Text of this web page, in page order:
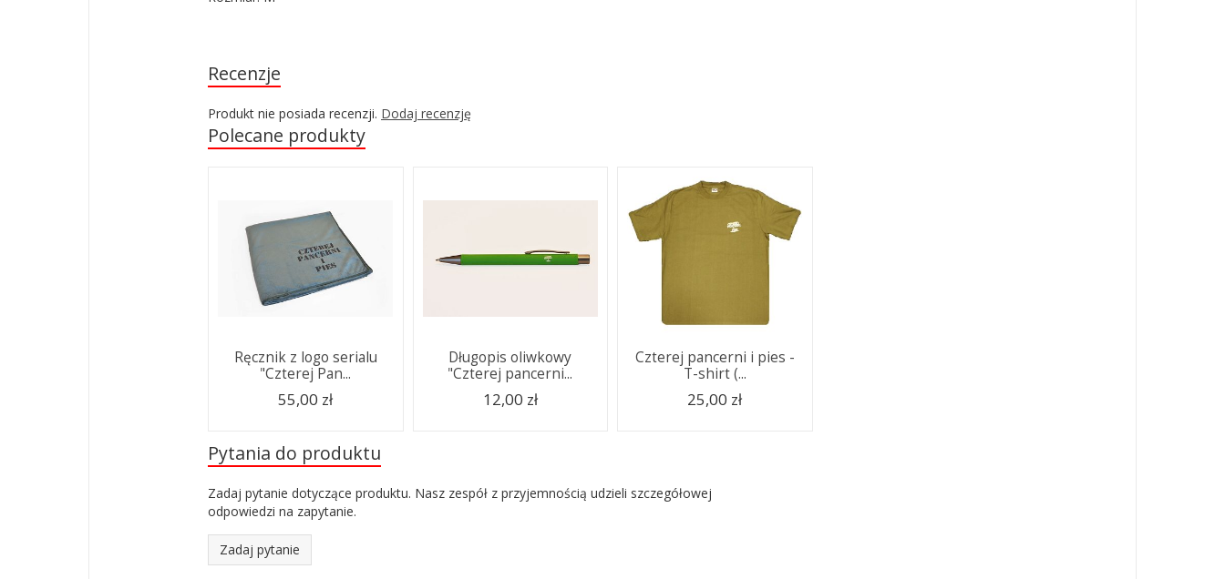
Recenzje
Produkt nie posiada recenzji. Dodaj recenzję
Polecane produkty
Ręcznik z logo serialu
"Czterej Pan...
55,00 zł
Długopis oliwkowy
"Czterej pancerni...
12,00 zł
Czterej pancerni i pies -
T-shirt (...
25,00 zł
Pytania do produktu
Zadaj pytanie dotyczące produktu. Nasz zespół z przyjemnością udzieli szczegółowej
odpowiedzi na zapytanie.
Zadaj pytanie